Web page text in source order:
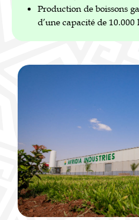
Production de boissons
d’une capacité de